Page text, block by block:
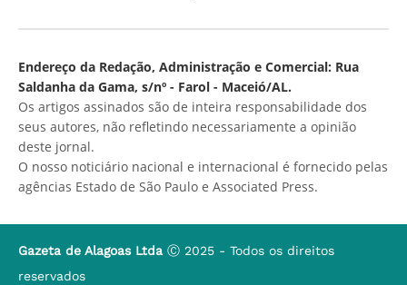
Endereço da Redação, Administração e Comercial: Rua
Saldanha da Gama, s/nº - Farol - Maceió/AL.
Os artigos assinados são de inteira responsabilidade dos
seus autores, não refletindo necessariamente a opinião
deste jornal.
O nosso noticiário nacional e internacional é fornecido pelas
agências Estado de São Paulo e Associated Press.
Gazeta de Alagoas Ltda Ⓒ 2025 - Todos os direitos
reservados